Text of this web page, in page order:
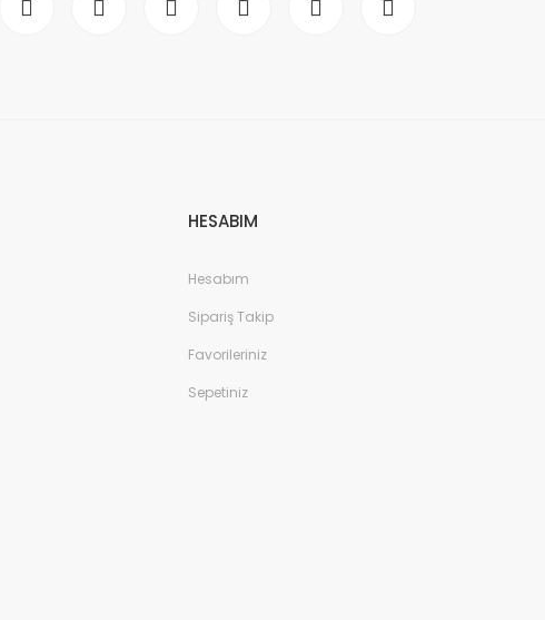
HESABIM
Hesabım
Sipariş Takip
Favorileriniz
Sepetiniz